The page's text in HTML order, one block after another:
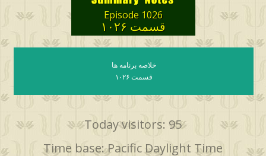
Episode 1026
قسمت ۱۰۲۶
خلاصه برنامه ها
قسمت ۱۰۲۶
Today visitors: 95
Time base: Pacific Daylight Time